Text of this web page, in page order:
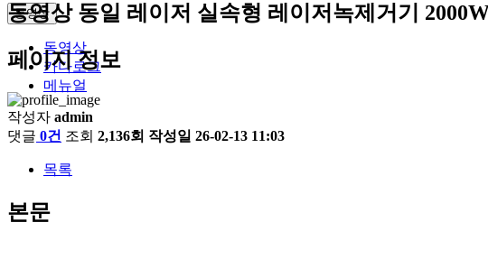
동영상
동영상
카다로그
메뉴얼
동영상 동일 레이저 실속형 레이저녹제거기
페이지 정보
작성자 admin
댓글 0건 조회 2,136회 작성일 26-02-13 11:03
목록
본문